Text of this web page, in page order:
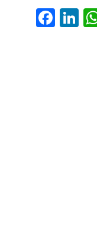
Fa
ce
Li
nk